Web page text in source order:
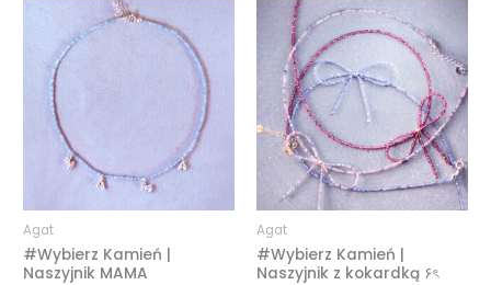
Agat
#Wybierz Kamień |
Naszyjnik MAMA
cen:
od
219,00 zł
269,00 zł
Agat
#Wybierz Kamień |
Naszyjnik z kokardką ۶ৎ
cen:
od
189,00 zł
do
209,00 zł